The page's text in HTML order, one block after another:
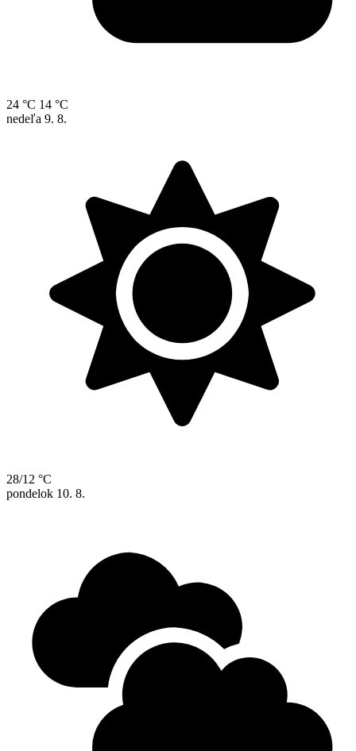
24 °C 14 °C
nedeľa 9. 8.
28/12 °C
pondelok 10. 8.